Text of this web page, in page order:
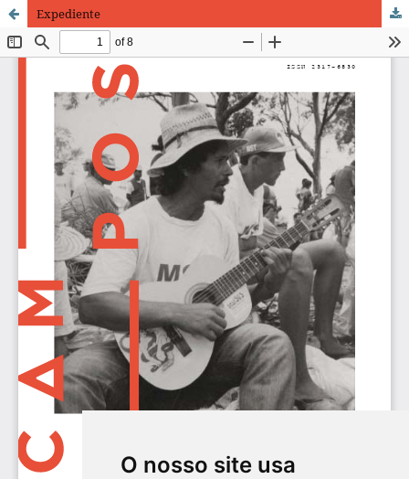
O nosso site usa
Expediente